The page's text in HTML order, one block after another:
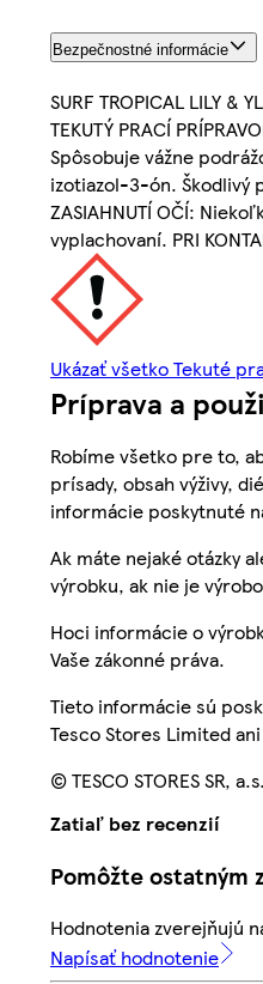
Bezpečnostné informácie
SURF TROPICAL LILY &
TEKUTÝ PRACÍ
Spôsobuje vážne
izotiazol-3-ón. Škodlivý
ZASIAHNUTÍ OČÍ:
vyplachovaní. PRI
Ukázať všetko Tekuté
Príprava a
Robíme všetko pre to,
prísady, obsah výživy,
informácie poskytnuté
Ak máte nejaké otázky
výrobku, ak nie je
Hoci informácie o
Vaše zákonné práva.
Tieto informácie sú
Tesco Stores Limited
© TESCO STORES SR,
Zatiaľ bez recenzií
Pomôžte ostatným
Hodnotenia zverejňujú
Napísať hodnotenie